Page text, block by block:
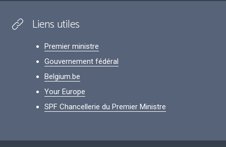
Liens utiles
Premier ministre
Gouvernement fédéral
Belgium.be
Your Europe
SPF Chancellerie du Premier Ministre